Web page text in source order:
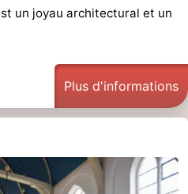
un joyau architectural et un
Plus d'informations